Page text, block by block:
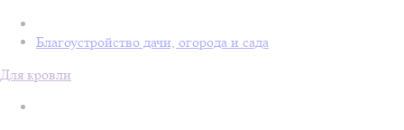
Благоустройство дачи, огорода и сада
Для кровли